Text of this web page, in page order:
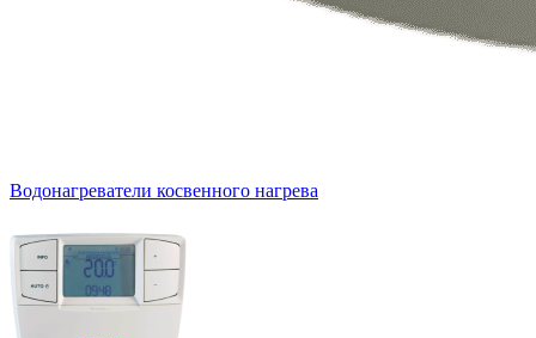
Водонагреватели косвенного нагрева